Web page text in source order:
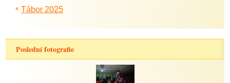
Tábor 2025
Poslední fotografie